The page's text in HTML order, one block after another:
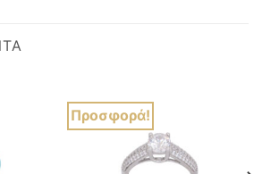
Προσφορά!